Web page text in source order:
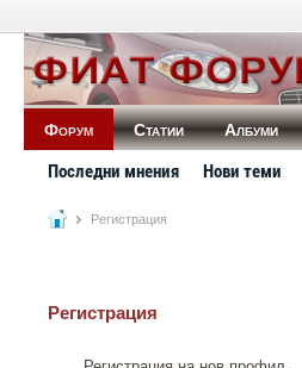
Форум Статии Албуми
Последни мнения Нови теми
Регистрация
Регистрация